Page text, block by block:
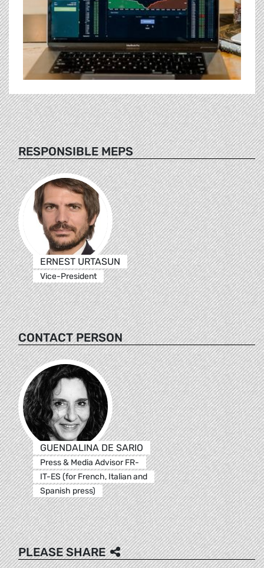
RESPONSIBLE MEPS
ERNEST URTASUN
Vice-President
CONTACT PERSON
GUENDALINA DE SARIO
Press & Media Advisor FR-
IT-ES (for French, Italian and
Spanish press)
PLEASE SHARE